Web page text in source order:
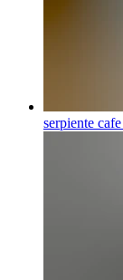
serpiente